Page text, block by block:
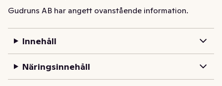
Gudruns AB har angett ovanstående information.
Innehåll
Näringsinnehåll